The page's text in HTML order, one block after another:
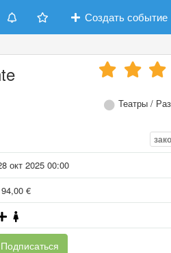
Создать событие
Театры /
окт 2025 00:00
94,00 €